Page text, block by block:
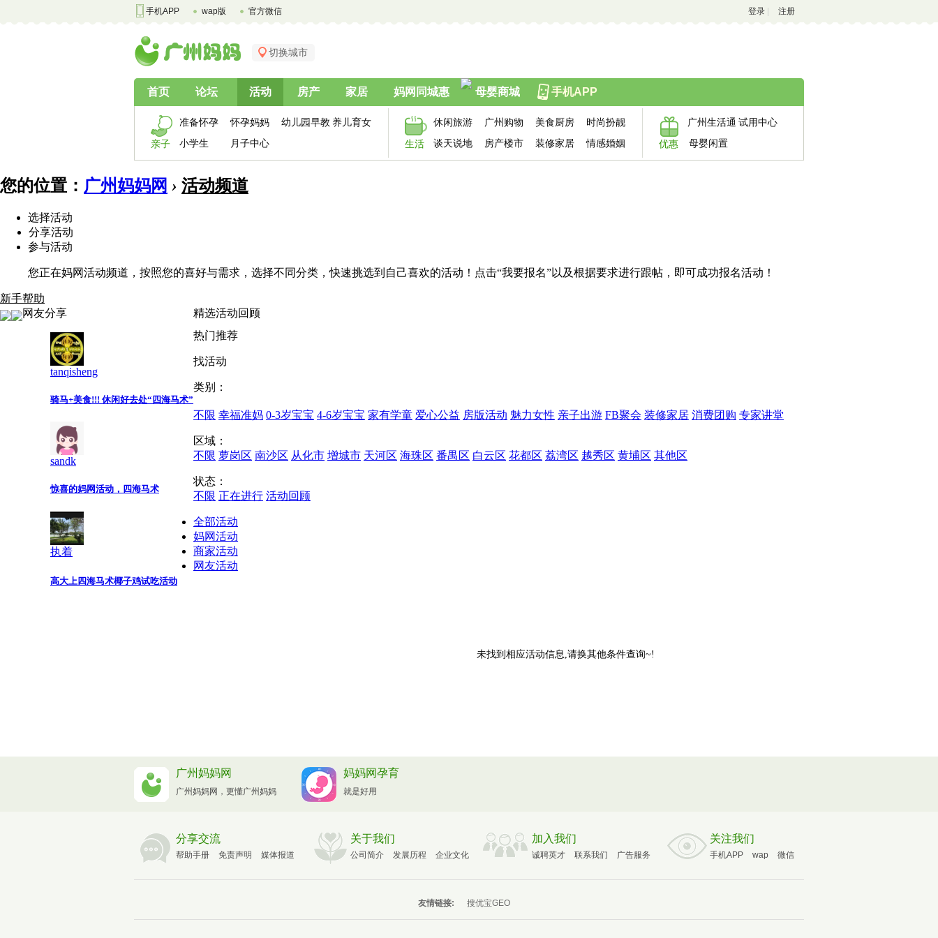
手机APP wap版 官方微信 登录 注册
切换城市
首页 论坛 活动 房产 家居 妈网同城惠 母婴商城 手机APP
亲子
准备怀孕 怀孕妈妈 幼儿园早教 养儿育女
小学生
月子中心 生活
休闲旅游 广州购物 美食厨房
时尚扮靓
谈天说地
房产楼市 装修家居 情感婚姻 优惠
广州生活通 试用中心
母婴闲置
您的位置： 广州妈妈网 › 活动频道
选择活动
分享活动
参与活动
您正在妈网活动频道，按照您的喜好与需求，选择不同分类，快速挑选到自己喜欢的活动！点击“我要报名”以及根据要求进行跟帖，即可成功报名活动！
新手帮助
网友分享
tanqisheng
骑马+美食!!! 休闲好去处“四海马术”
sandk
惊喜的妈网活动，四海马术
执着
高大上四海马术椰子鸡试吃活动
精选活动回顾
热门推荐
找活动
类别：
不限 幸福准妈 0-3岁宝宝 4-6岁宝宝 家有学童 爱心公益 房版活动 魅力女性 亲子出游 FB聚会 装修家居 消费团购 专家讲堂
区域：
不限 萝岗区 南沙区 从化市 增城市 天河区 海珠区 番禺区 白云区 花都区 荔湾区 越秀区 黄埔区 其他区
状态：
不限 正在进行 活动回顾
全部活动
妈网活动
商家活动
网友活动
未找到相应活动信息,请换其他条件查询~!
广州妈妈网
广州妈妈网，更懂广州妈妈
妈妈网孕育
就是好用
分享交流
帮助手册 免责声明 媒体报道
关于我们
公司简介 发展历程 企业文化
加入我们
诚聘英才 联系我们 广告服务
关注我们
手机APP wap 微信
友情链接: 搜优宝GEO